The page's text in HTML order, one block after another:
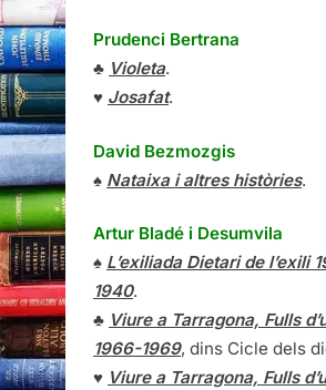
Prudenci Bertrana
♣ Violeta.
♥ Josafat.
David Bezmozgis
♠ Nataixa i altres històries.
Artur Bladé i Desumvila
♠ L’exiliada Dietari de l’exili
1940.
♣ Viure a Tarragona, Fulls
1966-1969, dins Cicle dels
♥ Viure a Tarragona, Fulls